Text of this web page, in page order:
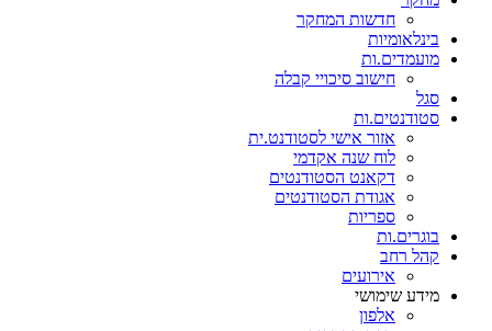
חדשות המחקר
בינלאומיות
מועמדים.ות
חישוב סיכויי קבלה
סגל
סטודנטים.ות
אזור אישי לסטודנט.ית
לוח שנה אקדמי
דקאנט הסטודנטים
אגודת הסטודנטים
ספריות
בוגרים.ות
קהל רחב
אירועים
מידע שימושי
אלפון